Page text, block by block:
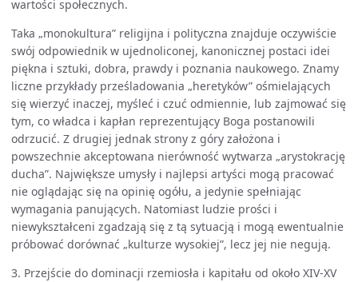
wartości społecznych.
Taka „monokultura” religijna i polityczna znajduje oczywiście
swój odpowiednik w ujednoliconej, kanonicznej postaci idei
piękna i sztuki, dobra, prawdy i poznania naukowego. Znamy
liczne przykłady prześladowania „heretyków” ośmielających
się wierzyć inaczej, myśleć i czuć odmiennie, lub zajmować się
tym, co władca i kapłan reprezentujący Boga postanowili
odrzucić. Z drugiej jednak strony z góry założona i
powszechnie akceptowana nierówność wytwarza „arystokrację
ducha”. Największe umysły i najlepsi artyści mogą pracować
nie oglądając się na opinię ogółu, a jedynie spełniając
wymagania panujących. Natomiast ludzie prości i
niewykształceni zgadzają się z tą sytuacją i mogą ewentualnie
próbować dorównać „kulturze wysokiej”, lecz jej nie negują.
3. Przejście do dominacji rzemiosła i kapitału od około XIV-XV